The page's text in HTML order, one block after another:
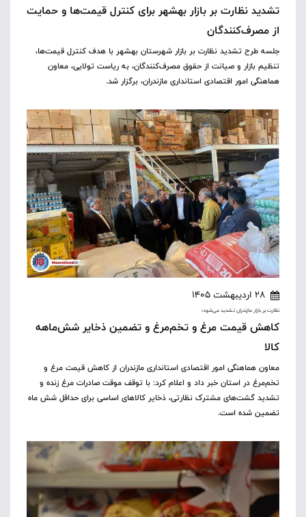
تشدید نظارت بر بازار بهشهر برای کنترل قیمت‌ها و حمایت
از مصرف‌کنندگان
جلسه طرح تشدید نظارت بر بازار شهرستان بهشهر با هدف کنترل قیمت‌ها،
تنظیم بازار و صیانت از حقوق مصرف‌کنندگان، به ریاست تولایی، معاون
هماهنگی امور اقتصادی استانداری مازندران، برگزار شد.
28 اردیبهشت 1405
نظارت بر بازار مازندران تشدید می‌شود؛
کاهش قیمت مرغ و تخم‌مرغ و تضمین ذخایر شش‌ماهه
کالا
معاون هماهنگی امور اقتصادی استانداری مازندران از کاهش قیمت مرغ و
تخم‌مرغ در استان خبر داد و اعلام کرد: با توقف موقت صادرات مرغ زنده و
تشدید گشت‌های مشترک نظارتی، ذخایر کالاهای اساسی برای حداقل شش ماه
تضمین شده است.